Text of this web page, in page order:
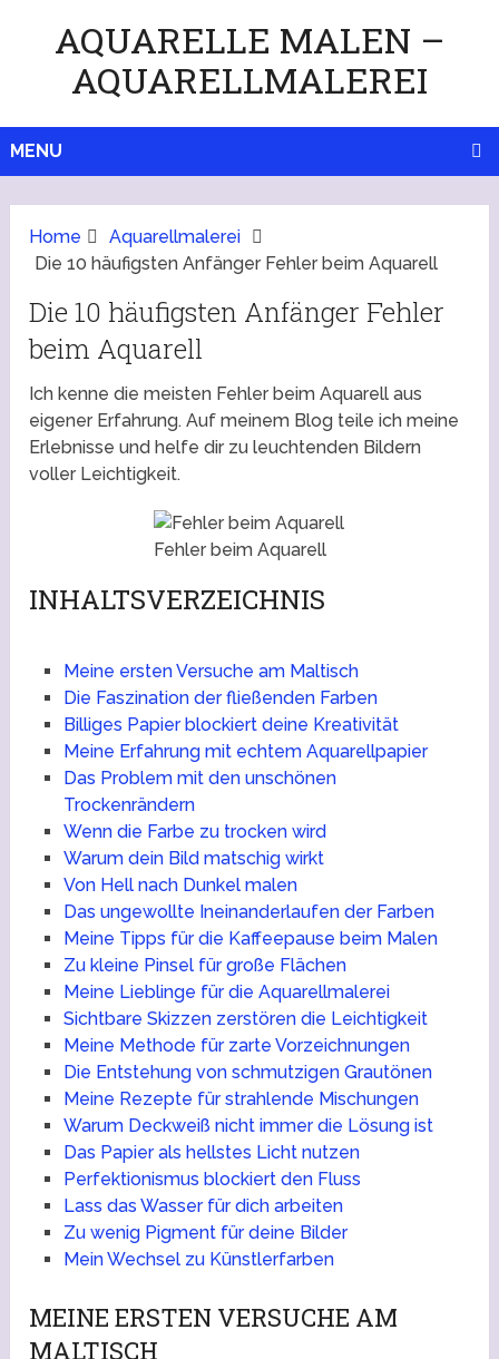
AQUARELLE MALEN –
AQUARELLMALEREI
MENU
Home
Aquarellmalerei
Die 10 häufigsten Anfänger Fehler beim Aquarell
Die 10 häufigsten Anfänger Fehler
beim Aquarell
Ich kenne die meisten Fehler beim Aquarell aus
eigener Erfahrung. Auf meinem Blog teile ich meine
Erlebnisse und helfe dir zu leuchtenden Bildern
voller Leichtigkeit.
Fehler beim Aquarell
INHALTSVERZEICHNIS
Meine ersten Versuche am Maltisch
Die Faszination der fließenden Farben
Billiges Papier blockiert deine Kreativität
Meine Erfahrung mit echtem Aquarellpapier
Das Problem mit den unschönen
Trockenrändern
Wenn die Farbe zu trocken wird
Warum dein Bild matschig wirkt
Von Hell nach Dunkel malen
Das ungewollte Ineinanderlaufen der Farben
Meine Tipps für die Kaffeepause beim Malen
Zu kleine Pinsel für große Flächen
Meine Lieblinge für die Aquarellmalerei
Sichtbare Skizzen zerstören die Leichtigkeit
Meine Methode für zarte Vorzeichnungen
Die Entstehung von schmutzigen Grautönen
Meine Rezepte für strahlende Mischungen
Warum Deckweiß nicht immer die Lösung ist
Das Papier als hellstes Licht nutzen
Perfektionismus blockiert den Fluss
Lass das Wasser für dich arbeiten
Zu wenig Pigment für deine Bilder
Mein Wechsel zu Künstlerfarben
MEINE ERSTEN VERSUCHE AM
MALTISCH